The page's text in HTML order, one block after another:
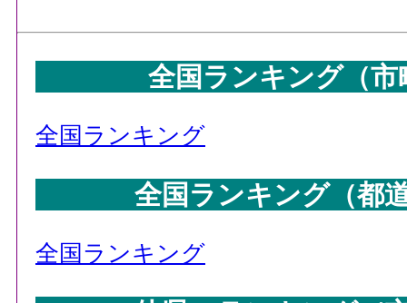
全国ランキング（
全国ランキング
全国ランキング（都
全国ランキング